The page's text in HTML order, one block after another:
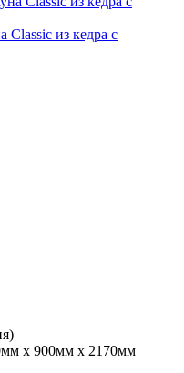
Classic из кедра с
х 900мм х 2170мм